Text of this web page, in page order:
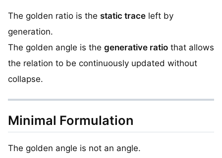
The golden ratio is the static trace left by
generation.
The golden angle is the generative ratio that allows
the relation to be continuously updated without
collapse.
Minimal Formulation
The golden angle is not an angle.